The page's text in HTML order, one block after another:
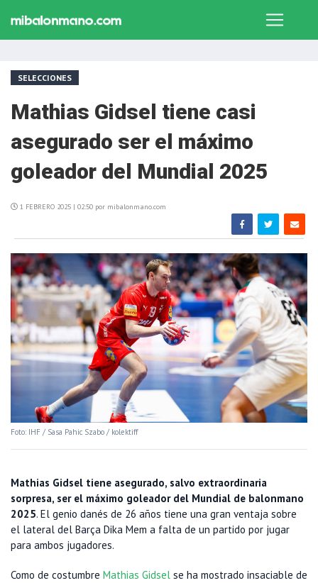
SELECCIONES
Mathias Gidsel tiene casi
asegurado ser el máximo
goleador del Mundial 2025
1 FEBRERO 2025 | 02:50 por mibalonmano.com
Foto: IHF / Sasa Pahic Szabo / kolektiff
Mathias Gidsel tiene asegurado, salvo extraordinaria
sorpresa, ser el máximo goleador del Mundial de balonmano
2025. El genio danés de 26 años tiene una gran ventaja sobre
el lateral del Barça Dika Mem a falta de un partido por jugar
para ambos jugadores.
Como de costumbre Mathias Gidsel se ha mostrado insaciable de